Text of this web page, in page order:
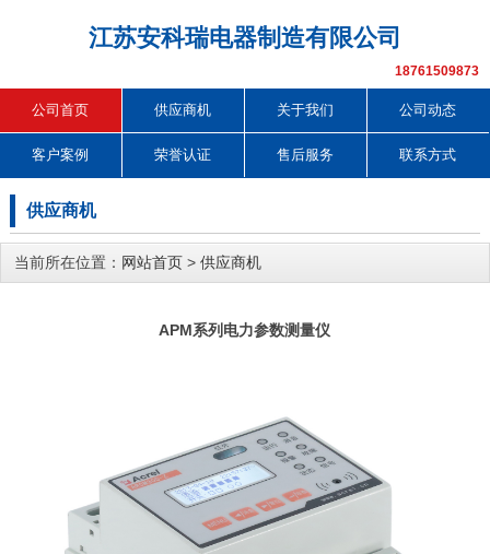
江苏安科瑞电器制造有限公司
18761509873
公司首页 供应商机 关于我们 公司动态
客户案例 荣誉认证 售后服务 联系方式
供应商机
当前所在位置： 网站首页 > 供应商机
APM系列电力参数测量仪